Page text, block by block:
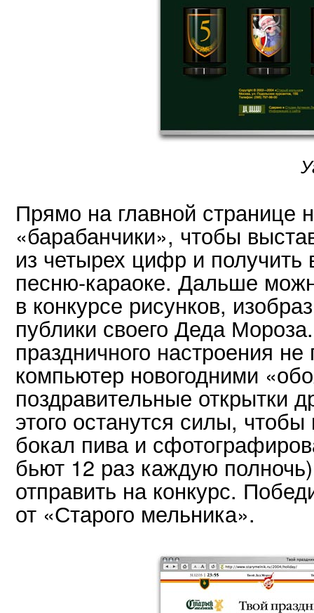
Прямо на главной странице
«барабанчики», чтобы
из четырех цифр и получить
песню-караоке. Дальше
в конкурсе рисунков,
публики своего Деда
праздничного настроения
компьютер новогодними
поздравительные открытки
этого останутся силы,
бокал пива и
бьют 12 раз каждую
отправить на конкурс.
от «Старого мельника».